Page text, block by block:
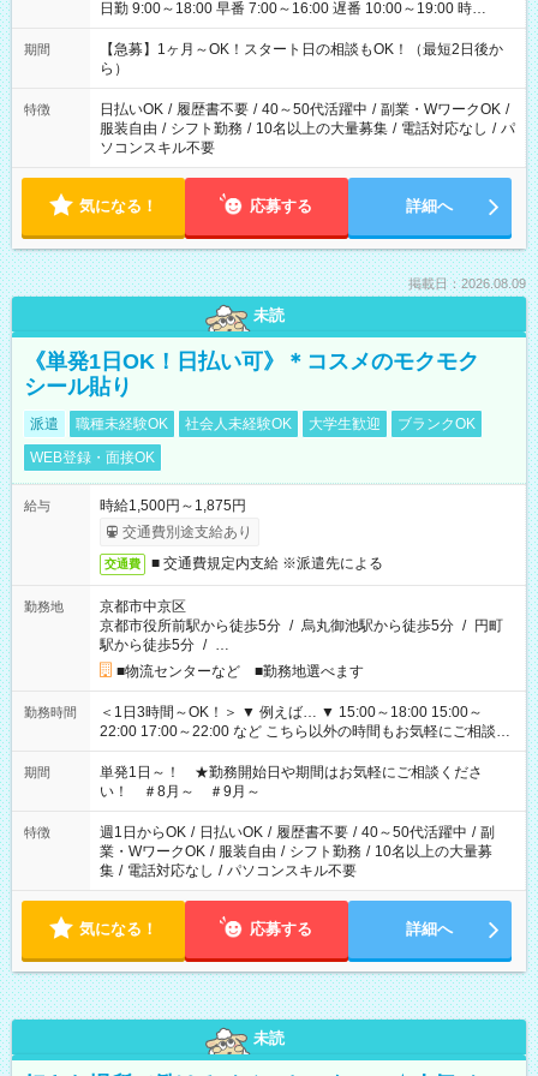
日勤 9:00～18:00 早番 7:00～16:00 遅番 10:00～19:00 時
短 10:00～15:00 上記はあくまで一例です。 「夕方までには帰
宅しておきたい」 「朝はゆっくりのスタートがいい」 「お昼の
時間を有効に使いたい」 など、ご希望があれば教えてください
ね。
期間
【急募】1ヶ月～OK！スタート日の相談もOK！（最短2日後か
ら）
特徴 日払いOK / 履歴書不要 / 40～50代活躍中 / 副業・WワークOK /
服装自由 / シフト勤務 / 10名以上の大量募集 / 電話対応なし / パ
ソコンスキル不要
気になる！ 応募する 詳細へ
掲載日：2026.08.09
未読
《単発1日OK！日払い可》＊コスメのモクモク
シール貼り
派遣 職種未経験OK 社会人未経験OK 大学生歓迎
ブランクOK
WEB登録・面接OK
給与
時給1,500円～1,875円
交通費別途支給あり
交通費 ■ 交通費規定内支給 ※派遣先による
勤務地
京都市中京区
京都市役所前駅から徒歩5分 / 烏丸御池駅から徒歩5分 / 円町
駅から徒歩5分 / …
■物流センターなど ■勤務地選べます
勤務時間
＜1日3時間～OK！＞ ▼ 例えば… ▼ 15:00～18:00 15:00～
22:00 17:00～22:00 など こちら以外の時間もお気軽にご相談く
ださい！
期間
単発1日～！ ★勤務開始日や期間はお気軽にご相談くださ
い！ ＃8月～ ＃9月～
特徴 週1日からOK / 日払いOK / 履歴書不要 / 40～50代活躍中 / 副
業・WワークOK / 服装自由 / シフト勤務 / 10名以上の大量募
集 / 電話対応なし / パソコンスキル不要
気になる！ 応募する 詳細へ
未読